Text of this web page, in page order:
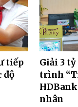
tiếp
độ
Giải 3
trình
nhân